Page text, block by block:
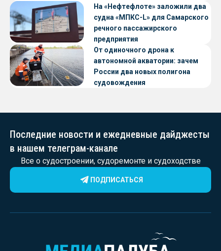
судов с малой осадкой
На «Нефтефлоте» заложили два
судна «МПКС-L» для Самарского
речного пассажирского
предприятия
От одиночного дрона к
автономной акватории: зачем
России два новых полигона
судовождения
Последние новости и ежедневные дайджесты
в нашем телеграм-канале
Все о судостроении, судоремонте и судоходстве
ПОДПИСАТЬСЯ